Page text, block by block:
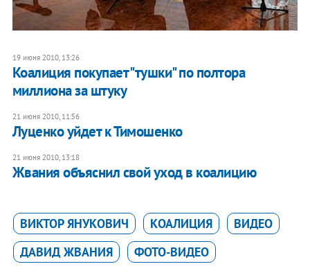
19 июня 2010, 13:26
Коалиция покупает "тушки" по полтора
миллиона за штуку
21 июня 2010, 11:56
Луценко уйдет к Тимошенко
21 июня 2010, 13:18
Жвания объяснил свой уход в коалицию
ВИКТОР ЯНУКОВИЧ КОАЛИЦИЯ
ВИДЕО
ДАВИД ЖВАНИЯ
ФОТО-ВИДЕО